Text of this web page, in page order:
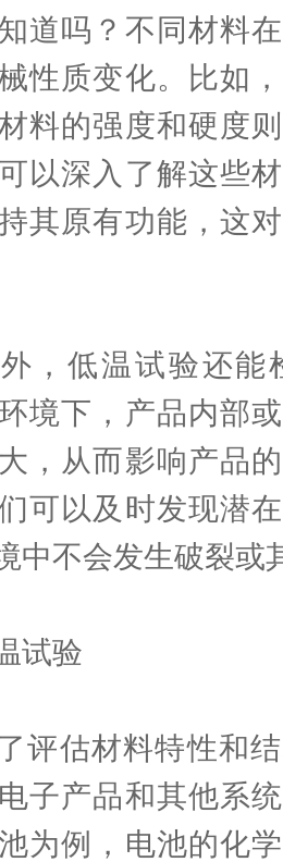
道吗？不同材料
性质变化。比如
料的强度和硬度
以深入了解这些
其原有功能，这
低温试验还能
境下，产品内部
，从而影响产品
可以及时发现潜
中不会发生破裂或
验
估材料特性和结
子产品和其他系
为例，电池的化